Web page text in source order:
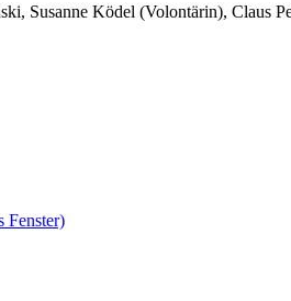
Susanne Ködel (Volontärin), Claus
Fenster)